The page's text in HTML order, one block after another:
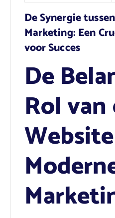
De Synergie
Marketing: Een
voor Succes
De
Rol van